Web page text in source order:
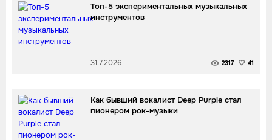
Топ-5 экспериментальных музыкальных
инструментов
31.7.2026 2317 41
Как бывший вокалист Deep Purple стал
пионером рок-музыки